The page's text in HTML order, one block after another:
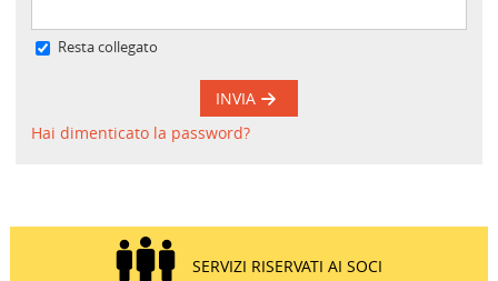
Resta collegato
INVIA
Hai dimenticato la password?
SERVIZI RISERVATI AI SOCI